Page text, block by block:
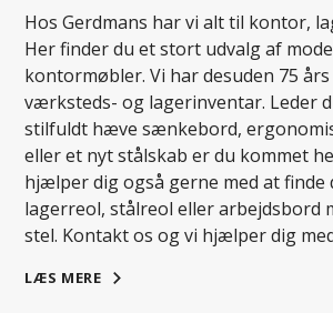
Hos Gerdmans har vi alt til kontor,
Her finder du et stort udvalg af
kontormøbler. Vi har desuden 75
værksteds- og lagerinventar. Leder
stilfuldt hæve sænkebord,
eller et nyt stålskab er du kommet
hjælper dig også gerne med at finde
lagerreol, stålreol eller arbejdsbord
stel. Kontakt os og vi hjælper dig
LÆS MERE